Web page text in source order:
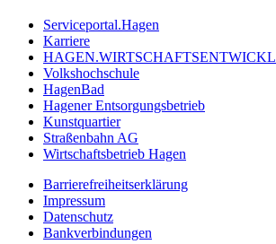
Serviceportal.Hagen
Karriere
Volkshochschule
HagenBad
Hagener Entsorgungsbetrieb
Kunstquartier
Straßenbahn AG
Wirtschaftsbetrieb Hagen
Barrierefreiheitserklärung
Impressum
Datenschutz
Bankverbindungen